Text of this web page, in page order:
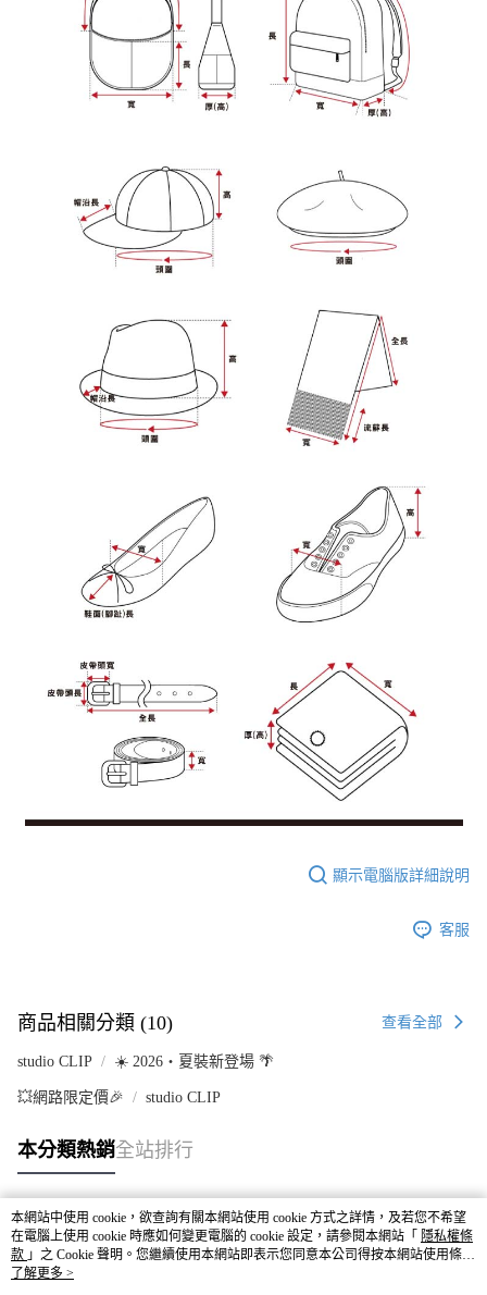
顯示電腦版詳細說明
客服
商品相關分類 (10) 查看全部
studio CLIP ☀️ 2026・夏裝新登場 🌴
💥網路限定價🎉 studio CLIP
本分類熱銷全站排行
熱門標籤
本網站中使用 cookie，欲查詢有關本網站使用 cookie 方式之詳情，及若您不希望
在電腦上使用 cookie 時應如何變更電腦的 cookie 設定，請參閱本網站「 隱私權條
款 」之 Cookie 聲明。您繼續使用本網站即表示您同意本公司得按本網站使用條款
之 Cookie 聲明使用 cookie。
了解更多 >